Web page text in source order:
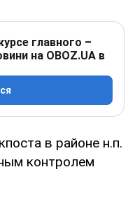
главного –
на OBOZ.UA в
в районе н.п.
контролем